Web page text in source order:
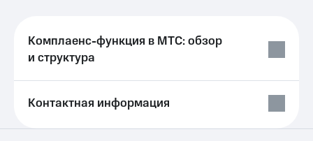
информации
Информация
Документы
ПАО
"МТС"
Комплаенс-функция в МТС: обзор
и структура
Контактная информация